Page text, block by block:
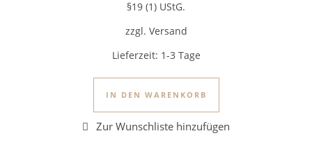
§19 (1) UStG.
zzgl. Versand
Lieferzeit: 1-3 Tage
IN DEN WARENKORB